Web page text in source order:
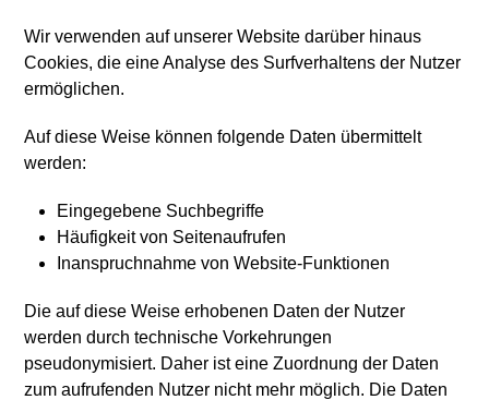
Wir verwenden auf unserer Website darüber hinaus
Cookies, die eine Analyse des Surfverhaltens der Nutzer
ermöglichen.
Auf diese Weise können folgende Daten übermittelt
werden:
Eingegebene Suchbegriffe
Häufigkeit von Seitenaufrufen
Inanspruchnahme von Website-Funktionen
Die auf diese Weise erhobenen Daten der Nutzer
werden durch technische Vorkehrungen
pseudonymisiert. Daher ist eine Zuordnung der Daten
zum aufrufenden Nutzer nicht mehr möglich. Die Daten